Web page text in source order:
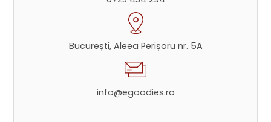
București, Aleea Perișoru nr. 5A
info@egoodies.ro